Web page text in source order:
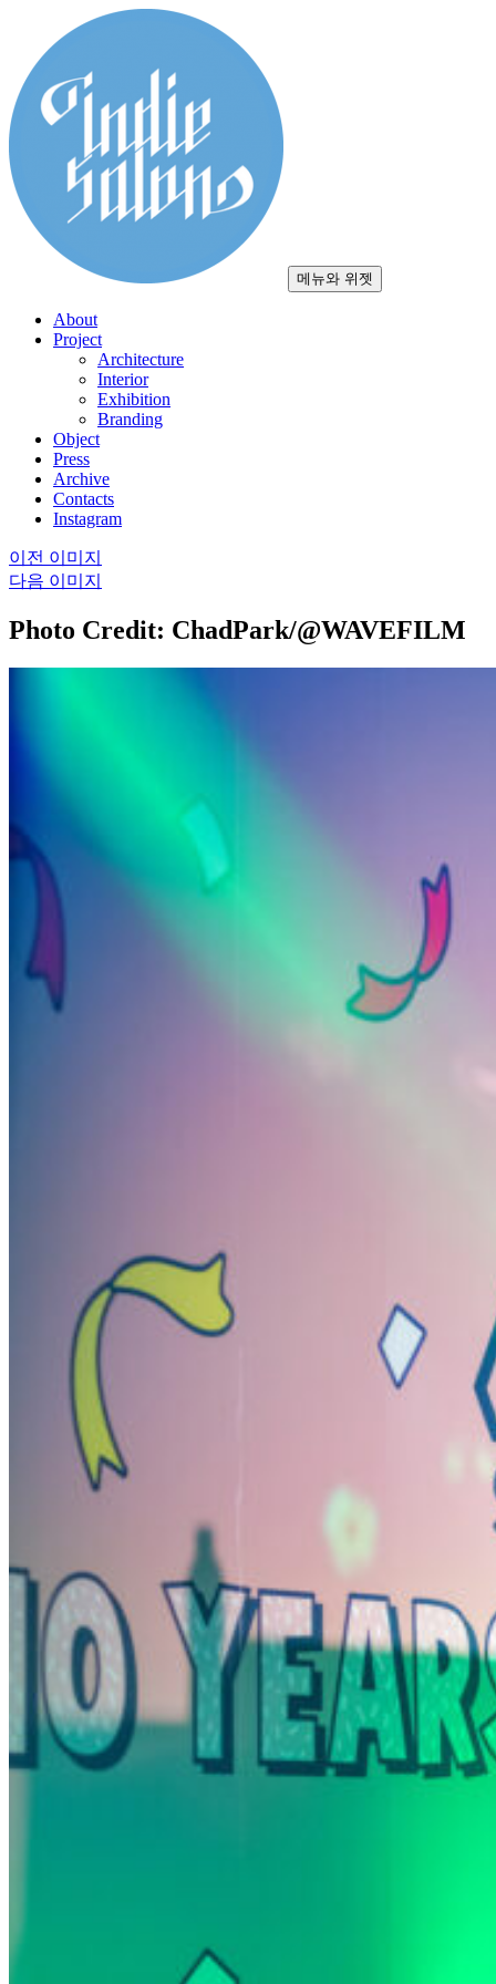
로
건
너
뛰
기
메뉴와 위젯
About
Project
Architecture
Interior
Exhibition
Branding
Object
Press
Archive
Contacts
Instagram
이전 이미지
다음 이미지
Photo Credit: ChadPark/@WAVEFILM